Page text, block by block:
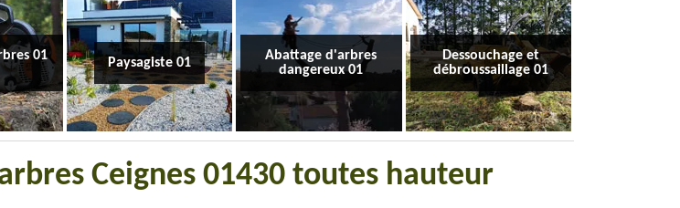
01
Paysagiste 01
Abattage d'arbres
dangereux 01
Dessouchage et
débroussaillage 01
Ceignes 01430 toutes hauteur